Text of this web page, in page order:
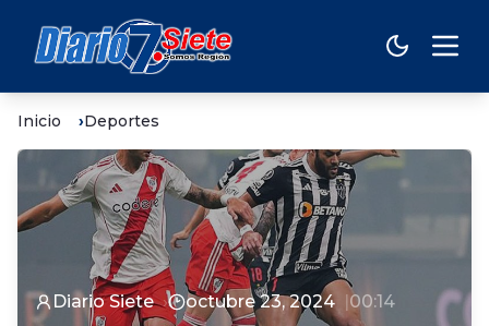
Inicio Deportes
Diario Siete octubre 23, 2024 00:14